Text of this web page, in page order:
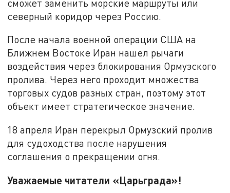
сможет заменить морские маршруты или
северный коридор через Россию.
После начала военной операции США на
Ближнем Востоке Иран нашел рычаги
воздействия через блокирования Ормузского
пролива. Через него проходит множества
торговых судов разных стран, поэтому этот
объект имеет стратегическое значение.
18 апреля Иран перекрыл Ормузский пролив
для судоходства после нарушения
соглашения о прекращении огня.
Уважаемые читатели «Царьграда»!